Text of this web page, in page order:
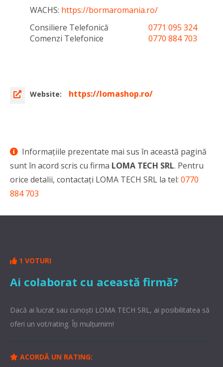
WACHS: https://bormaromania.ro/
Consiliere Telefonică
0771 095 324
Comenzi Telefonice
0770 884 703
Website: https://lomashop.ro/
Informaţiile prezentate mai sus în această pagină
sunt în acord scris cu firma LOMA TECH SRL. Pentru
orice detalii, contactaţi LOMA TECH SRL la tel: 0770
884 703
1 VOTURI
Ai colaborat cu această firmă?
Dacă ai lucrat sau cunoşti LOMA TECH SRL, ai posibilitatea să
oferi un vot/rating. Îți mulțumim!
ACORDĂ UN RATING: